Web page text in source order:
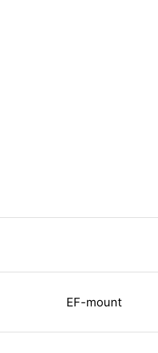
EF-mount